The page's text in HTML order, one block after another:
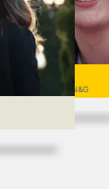
Niek
VWO 6, N&T/N&G